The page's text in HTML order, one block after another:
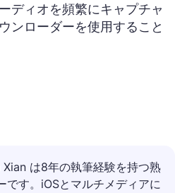
ディオを頻繁にキャプチャ
ンローダーを使用すること
は8年の執筆経験を持つ熟
です。iOSとマルチメディアに